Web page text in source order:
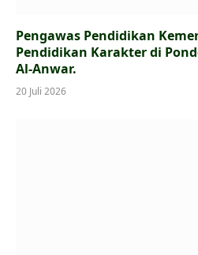
Pengawas Pendidikan
Pendidikan Karakter di
Al-Anwar.
20 Juli 2026